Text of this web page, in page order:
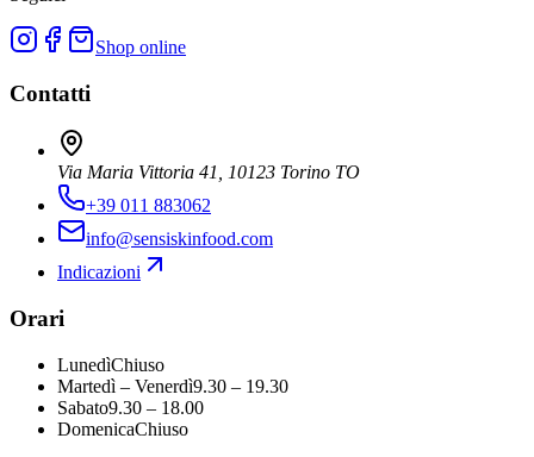
Shop online
Contatti
Via Maria Vittoria 41, 10123 Torino TO
+39 011 883062
info@sensiskinfood.com
Indicazioni
Orari
LunedìChiuso
Martedì – Venerdì9.30 – 19.30
Sabato9.30 – 18.00
DomenicaChiuso